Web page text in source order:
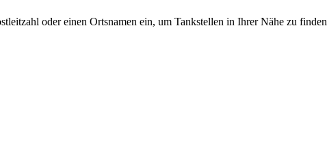
oder einen Ortsnamen ein, um Tankstellen in Ihrer Nähe zu finden